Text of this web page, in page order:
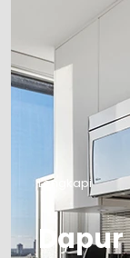
Lengkapi
Dapur